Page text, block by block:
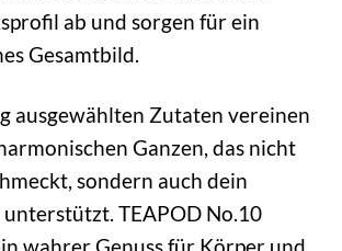
ab und sorgen für ein
Gesamtbild.
ausgewählten Zutaten vereinen
Ganzen, das nicht
sondern auch dein
TEAPOD No.10